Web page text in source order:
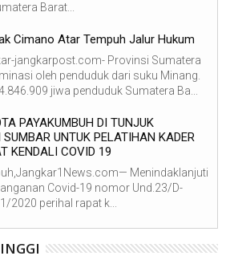
Barat...
Cimano Atar Tempuh Jalur Hukum
jangkarpost.com- Provinsi Sumatera
oleh penduduk dari suku Minang.
jiwa penduduk Sumatera Ba...
PAYAKUMBUH DI TUNJUK
UNTUK PELATIHAN KADER
KENDALI COVID 19
Menindaklanjuti
Covid-19 nomor Und.23/D-
2020 perihal rapat k...